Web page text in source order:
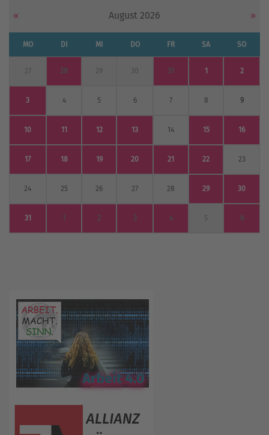
« August 2026 »
MO DI MI DO FR SA SO
27 28 29 30 31 1 2
3 4 5 6 7 8 9
10 11 12 13 14 15 16
17 18 19 20 21 22 23
24 25 26 27 28 29 30
31 1 2 3 4 5 6